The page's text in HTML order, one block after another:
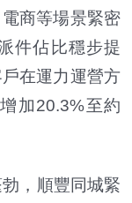
商等場景緊密
件佔比穩步提
在運力運營方
加20.3%至約
，順豐同城緊